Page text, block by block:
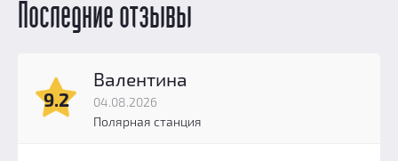
Последние отзывы
9.2
Валентина
04.08.2026
Полярная станция